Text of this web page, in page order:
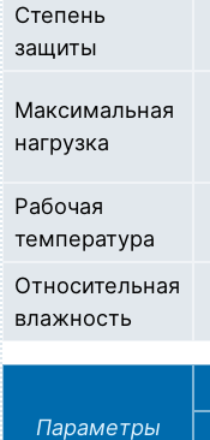
Степень
защиты
Максимальная
нагрузка
Рабочая
температура
Относительная
влажность
Параметры